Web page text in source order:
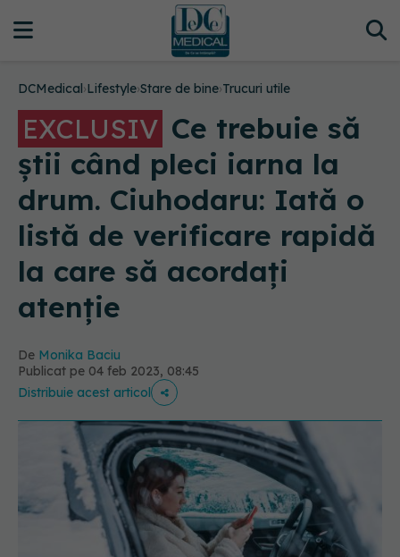
DCMedical›Lifestyle›Stare de bine›Trucuri utile
EXCLUSIV Ce trebuie să
știi când pleci iarna la
drum. Ciuhodaru: Iată o
listă de verificare rapidă
la care să acordați
atenție
De Monika Baciu
Publicat pe 04 feb 2023, 08:45
Distribuie acest articol